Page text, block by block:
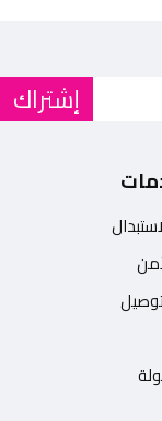
إشتراك